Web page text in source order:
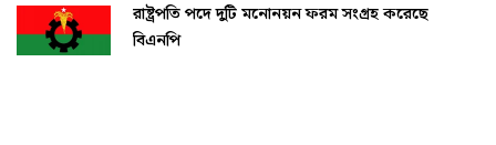
রাষ্ট্রপতি পদে দুটি মনোনয়ন ফরম সংগ্রহ করেছে
বিএনপি